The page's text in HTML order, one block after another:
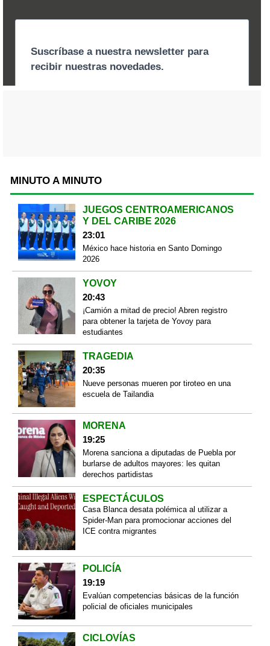
MINUTO A MINUTO
JUEGOS CENTROAMERICANOS
Y DEL CARIBE 2026
23:01
México hace historia en Santo Domingo
2026
YOVOY
20:43
¡Camión a mitad de precio! Abren registro
para obtener la tarjeta de Yovoy para
estudiantes
TRAGEDIA
20:35
Nueve personas mueren por tiroteo en una
escuela de Tailandia
MORENA
19:25
Morena sanciona a diputadas de Puebla por
burlarse de adultos mayores: les quitan
derechos partidistas
ESPECTÁCULOS
Casa Blanca desata polémica al utilizar a
Spider-Man para promocionar acciones del
ICE contra migrantes
POLICÍA
19:19
Evalúan competencias básicas de la función
policial de oficiales municipales
CICLOVÍAS